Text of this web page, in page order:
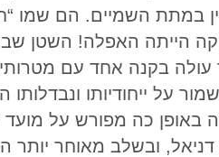
במתת השמיים. הם שמו
הייתה האפלה! השטן
עולה בקנה אחד עם
על ייחודיותו
באופן כה מפורש על
ובשלב מאוחר יותר